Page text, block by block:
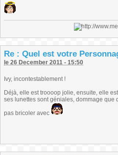
Re : Quel est votre
le 26 December 2011 - 15:50
Ivy, incontestablement !
Déjà, elle est troooop jolie, ensuite, elle
ses lunettes sont géniales, dommage que
pas bricoler avec